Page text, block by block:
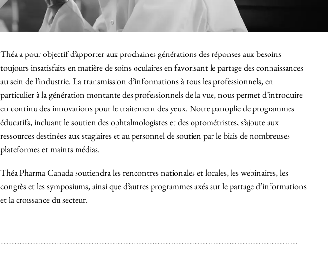
Théa a pour objectif d’apporter aux prochaines générations des réponses aux besoins
toujours insatisfaits en matière de soins oculaires en favorisant le partage des connaissances
au sein de l’industrie. La transmission d’informations à tous les professionnels, en
particulier à la génération montante des professionnels de la vue, nous permet d’introduire
en continu des innovations pour le traitement des yeux. Notre panoplie de programmes
éducatifs, incluant le soutien des ophtalmologistes et des optométristes, s’ajoute aux
ressources destinées aux stagiaires et au personnel de soutien par le biais de nombreuses
plateformes et maints médias.
Théa Pharma Canada soutiendra les rencontres nationales et locales, les webinaires, les
congrès et les symposiums, ainsi que d’autres programmes axés sur le partage d’informations
et la croissance du secteur.